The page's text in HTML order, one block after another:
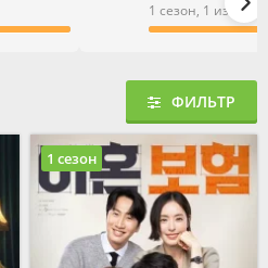
1 сезон, 1 из 1
ФИЛЬТР
1 сезон